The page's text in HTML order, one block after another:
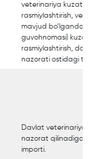
veterinariya
rasmiylashtirish,
mavjud bo‘lganda
guvohnomasi)
rasmiylashtirish,
nazorati ostidagi
Davlat veterinariya
nazorat qilinadigan
importi.